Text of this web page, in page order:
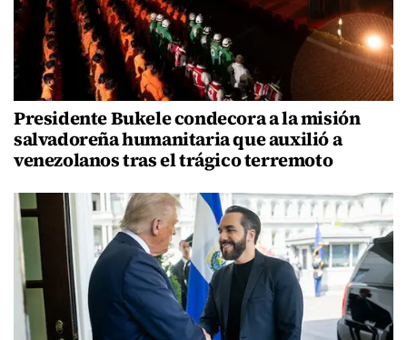
Presidente Bukele condecora a la misión
salvadoreña humanitaria que auxilió a
venezolanos tras el trágico terremoto